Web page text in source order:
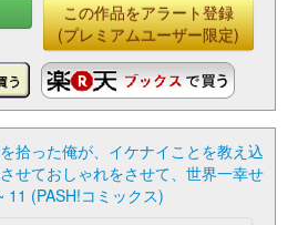
この作品をアラート登録
(プレミアムユーザー限定)
拾った俺が、イケナイことを教え込
せておしゃれをさせて、世界一幸せ
11 (PASH!コミックス)